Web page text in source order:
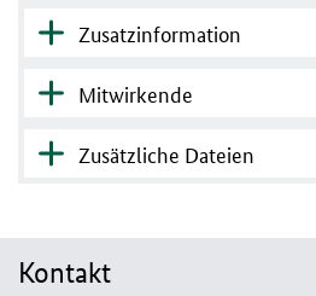
Zusatzinformation
Mitwirkende
Zusätzliche Dateien
Kontakt